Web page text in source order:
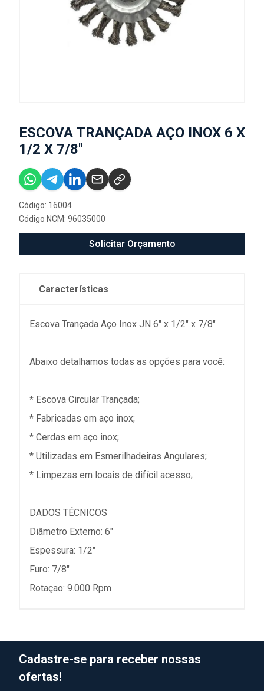
ESCOVA TRANÇADA AÇO INOX 6 X
1/2 X 7/8"
Código: 16004
Código NCM: 96035000
Solicitar Orçamento
Características
Escova Trançada Aço Inox JN 6" x 1/2" x 7/8"
Abaixo detalhamos todas as opções para você:
* Escova Circular Trançada;
* Fabricadas em aço inox;
* Cerdas em aço inox;
* Utilizadas em Esmerilhadeiras Angulares;
* Limpezas em locais de difícil acesso;
DADOS TÉCNICOS
Diâmetro Externo: 6"
Espessura: 1/2"
Furo: 7/8"
Rotaçao: 9.000 Rpm
Cadastre-se para receber nossas
ofertas!